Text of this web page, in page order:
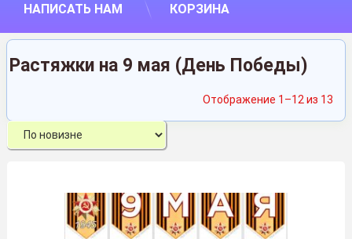
НАПИСАТЬ НАМ КОРЗИНА
Растяжки на 9 мая (День Победы)
Отображение 1–12 из 13